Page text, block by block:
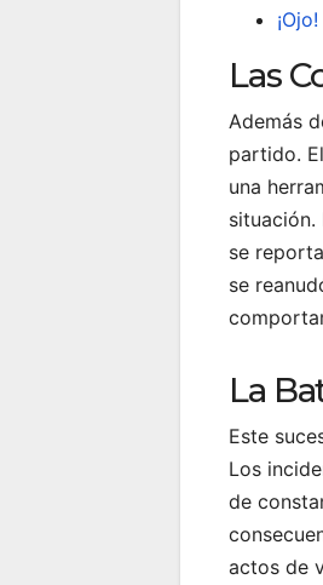
Las
Además
partido.
una
se
se
La
Este
Los
de
actos de